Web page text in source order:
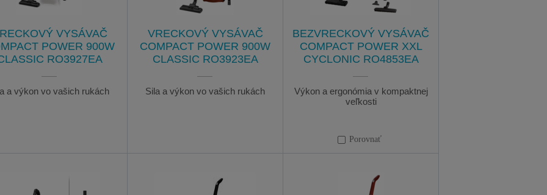
VYSÁVAČ
POWER 900W
RO3927EA
a výkon vo vašich rukách
VRECKOVÝ VYSÁVAČ
COMPACT POWER 900W
CLASSIC RO3923EA
Sila a výkon vo vašich rukách
BEZVRECKOVÝ VYSÁVAČ
COMPACT POWER XXL
CYCLONIC RO4853EA
Výkon a ergonómia v kompaktnej
veľkosti
Porovnať